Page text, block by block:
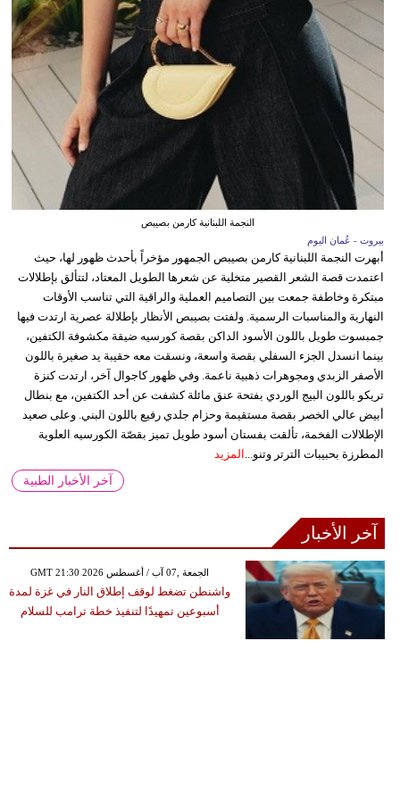
النجمة اللبنانية كارمن بصيبص
بيروت - عُمان اليوم
أبهرت النجمة اللبنانية كارمن بصيبص الجمهور مؤخراً بأحدث ظهور لها، حيث
اعتمدت قصة الشعر القصير متخلية عن شعرها الطويل المعتاد، لتتألق بإطلالات
مبتكرة وخاطفة جمعت بين التصاميم العملية والراقية التي تناسب الأوقات
النهارية والمناسبات الرسمية. ولفتت بصيبص الأنظار بإطلالة عصرية ارتدت فيها
جمبسوت طويل باللون الأسود الداكن بقصة كورسيه ضيقة مكشوفة الكتفين،
بينما انسدل الجزء السفلي بقصة واسعة، ونسقت معه حقيبة يد صغيرة باللون
الأصفر الزبدي ومجوهرات ذهبية ناعمة. وفي ظهور كاجوال آخر، ارتدت كنزة
تريكو باللون البيج الوردي بفتحة عنق مائلة كشفت عن أحد الكتفين، مع بنطال
أبيض عالي الخصر بقصة مستقيمة وحزام جلدي رفيع باللون البني. وعلى صعيد
الإطلالات الفخمة، تألقت بفستان أسود طويل تميز بقصّة الكورسيه العلوية
المطرزة بحبيبات الترتر وتنو... المزيد
آخر الأخبار الطبية
آخر الأخبار
GMT 21:30 2026 الجمعة ,07 آب / أغسطس
واشنطن تضغط لوقف إطلاق النار في غزة لمدة
أسبوعين تمهيدًا لتنفيذ خطة ترامب للسلام